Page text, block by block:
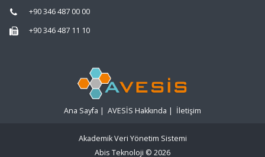
+90 346 487 00 00
+90 346 487 11 10
Ana Sayfa | AVESİS Hakkında | İletişim
Akademik Veri Yönetim Sistemi
Abis Teknoloji © 2026